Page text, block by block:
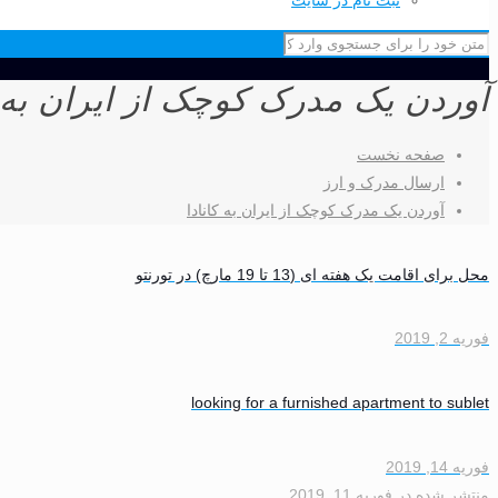
آوردن یک مدرک کوچک از ایران به
صفحه نخست
ارسال مدرک و ارز
آوردن یک مدرک کوچک از ایران به کانادا
محل برای اقامت یک هفته ای (13 تا 19 مارچ) در تورنتو
فوریه 2, 2019
looking for a furnished apartment to sublet
فوریه 14, 2019
منتشر شده در فوریه 11, 2019